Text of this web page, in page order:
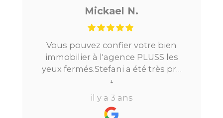
Mickael N.
Vous pouvez confier votre bien
immobilier à l'agence PLUSS les
yeux fermés.Stefani a été très pro
tout au long du processus.Très
réactive, elle a su répondre à
toutes mes questions en moins de
↓
il y a 3 ans